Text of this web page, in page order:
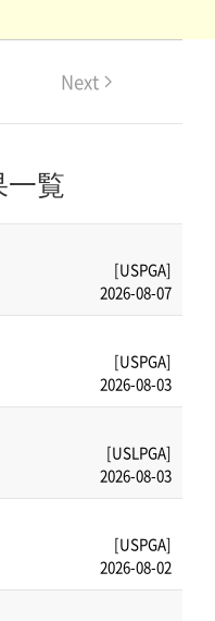
Next
一覧
[USPGA]
2026-08-07
[USPGA]
2026-08-03
[USLPGA]
2026-08-03
[USPGA]
2026-08-02